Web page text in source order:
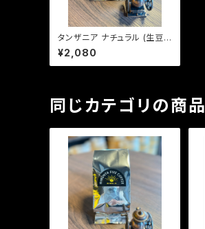
タンザニア ナチュラル (生豆2
40g)
¥2,080
同じカテゴリの商品